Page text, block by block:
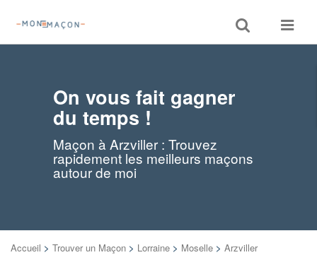
Toggle
search
Toggle
On vous fait gagner
du temps !
Maçon à Arzviller : Trouvez
rapidement les meilleurs maçons
autour de moi
Accueil > Trouver un Maçon > Lorraine > Moselle > Arzviller